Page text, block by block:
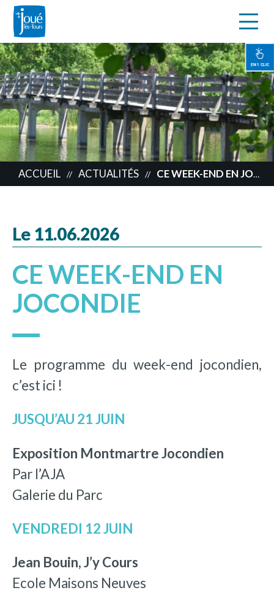
Aller
au
contenu
principal
EN 1 CLIC
ACCUEIL // ACTUALITÉS // CE WEEK-END EN JOCONDIE
Le 11.06.2026
CE WEEK-END EN
JOCONDIE
Le programme du week-end jocondien,
c’est ici !
JUSQU’AU 21 JUIN
Exposition Montmartre Jocondien
Par l’AJA
Galerie du Parc
VENDREDI 12 JUIN
Jean Bouin, J’y Cours
Ecole Maisons Neuves